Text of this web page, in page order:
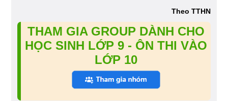
Theo TTHN
THAM GIA GROUP DÀNH CHO
HỌC SINH LỚP 9 - ÔN THI VÀO
LỚP 10